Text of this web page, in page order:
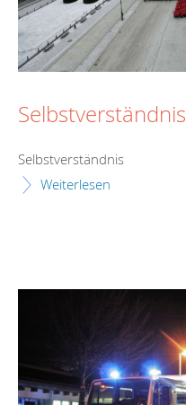
Selbstverständnis
Selbstverständnis
Weiterlesen